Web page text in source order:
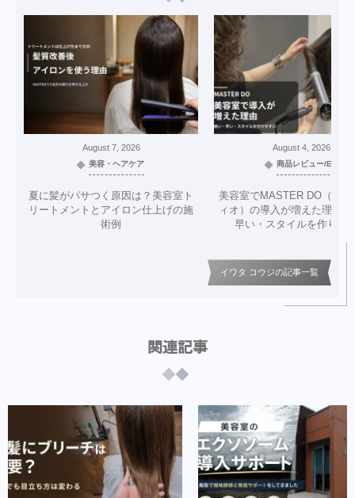
August 7, 2026
美容・ヘアケア
夏に髪がパサつく原因は？美容室ト
リートメントとアイロン仕上げの施
術例
August 4, 2026
商品レビュー/EC
美容室でMASTER DO（マ
ィオ）の導入が増えた理由
早い・スタイルを作りや
イワタ コウジの記事一覧
関連記事